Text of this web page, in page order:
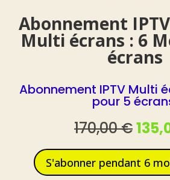
Abonnement
Multi écrans : 6
écrans
Abonnement IPTV Multi
pour 5
170,00€Le
prix
S'abonner pendant 6